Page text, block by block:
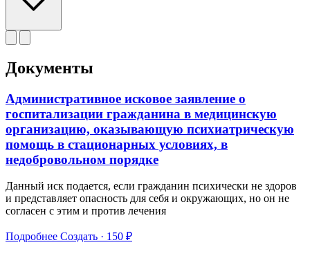
Документы
Административное исковое заявление о
госпитализации гражданина в медицинскую
организацию, оказывающую психиатрическую
помощь в стационарных условиях, в
недобровольном порядке
Данный иск подается, если гражданин психически не здоров
и представляет опасность для себя и окружающих, но он не
согласен с этим и против лечения
Подробнее Создать · 150 ₽